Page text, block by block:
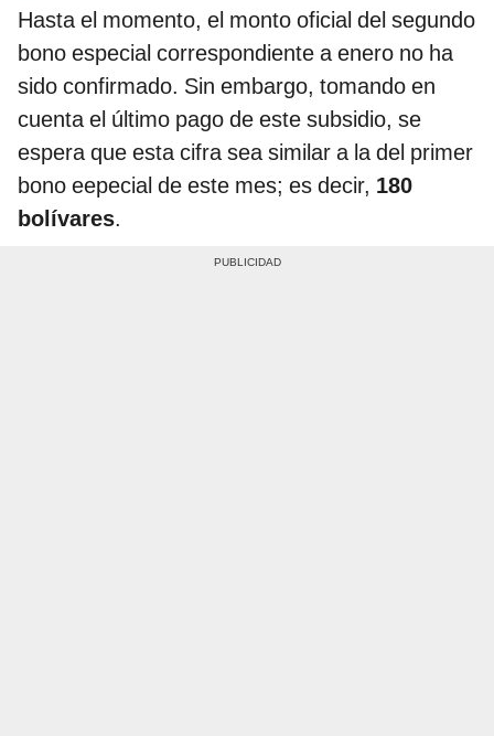
Hasta el momento, el monto oficial del segundo
bono especial correspondiente a enero no ha
sido confirmado. Sin embargo, tomando en
cuenta el último pago de este subsidio, se
espera que esta cifra sea similar a la del primer
bono eepecial de este mes; es decir, 180
bolívares.